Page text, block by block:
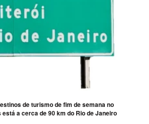
de turismo de fim de semana no
a cerca de 90 km do Rio de Janeiro